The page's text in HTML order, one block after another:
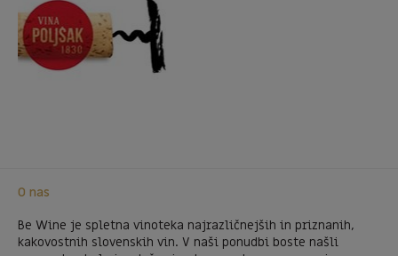
O nas
Be Wine je spletna vinoteka najrazličnejših in priznanih,
kakovostnih slovenskih vin. V naši ponudbi boste našli